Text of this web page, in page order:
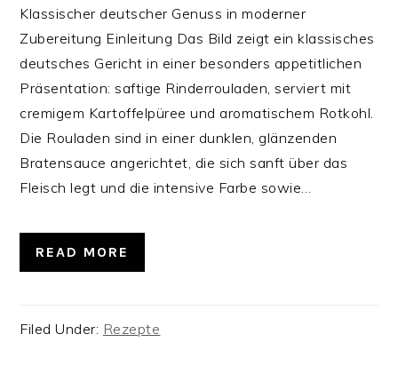
Klassischer deutscher Genuss in moderner
Zubereitung Einleitung Das Bild zeigt ein klassisches
deutsches Gericht in einer besonders appetitlichen
Präsentation: saftige Rinderrouladen, serviert mit
cremigem Kartoffelpüree und aromatischem Rotkohl.
Die Rouladen sind in einer dunklen, glänzenden
Bratensauce angerichtet, die sich sanft über das
Fleisch legt und die intensive Farbe sowie…
READ MORE
Filed Under: Rezepte